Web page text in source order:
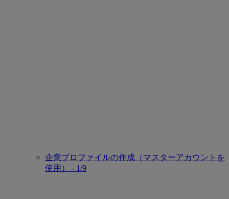
企業プロファイルの作成（マスターアカウントを
使用） - 1/9